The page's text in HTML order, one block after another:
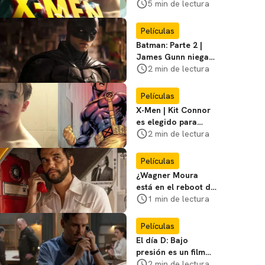
en la película de
favoritos
5 min de lectura
Películas
Batman: Parte 2 |
James Gunn niega
que se filme la parte
2 min de lectura
Películas
X-Men | Kit Connor
es elegido para
interpretar a
película
2 min de lectura
Películas
¿Wagner Moura
está en el reboot de
X-Men? El actor lo
1 min de lectura
Películas
El día D: Bajo
presión es un film